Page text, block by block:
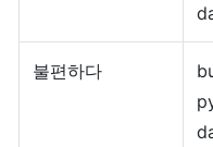
불편하다